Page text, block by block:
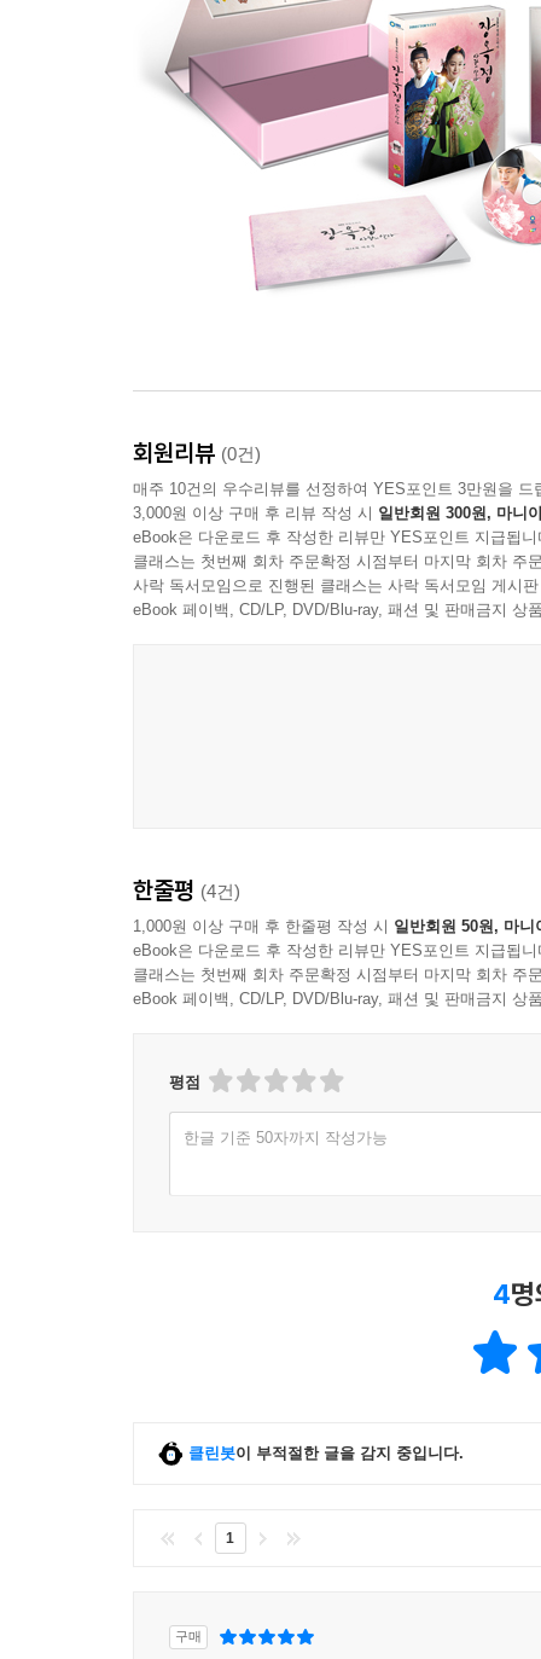
회원리뷰 (0건)
매주 10건의 우수리뷰를 선정하여 YES포인트 3만원을 드
3,000원 이상 구매 후 리뷰 작성 시 일반회원 300원, 마니
eBook은 다운로드 후 작성한 리뷰만 YES포인트 지급됩니
클래스는 첫번째 회차 주문확정 시점부터 마지막 회차 주
사락 독서모임으로 진행된 클래스는 사락 독서모임 게시
eBook 페이백, CD/LP, DVD/Blu-ray, 패션 및 판매금지 상
한줄평 (4건)
1,000원 이상 구매 후 한줄평 작성 시 일반회원 50원, 마니
eBook은 다운로드 후 작성한 리뷰만 YES포인트 지급됩니
클래스는 첫번째 회차 주문확정 시점부터 마지막 회차 주
eBook 페이백, CD/LP, DVD/Blu-ray, 패션 및 판매금지 상
평점
한글 기준 50자까지 작성가능
4
클린봇이 부적절한 글을 감지 중입니다.
1
구매